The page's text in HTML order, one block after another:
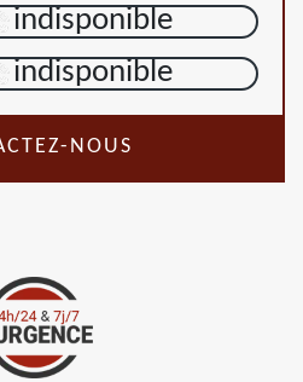
indisponible
indisponible
NOUS